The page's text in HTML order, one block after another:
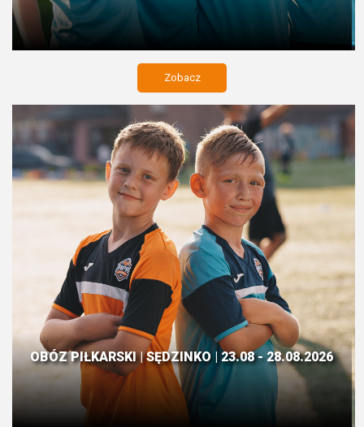
Zobacz
OBÓZ PIŁKARSKI | SĘDZINKO | 23.08 - 28.08.2026